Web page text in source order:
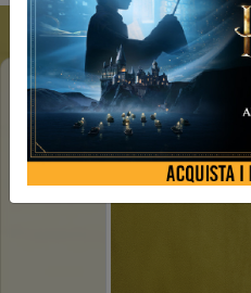
BACKROOMS
EDITION